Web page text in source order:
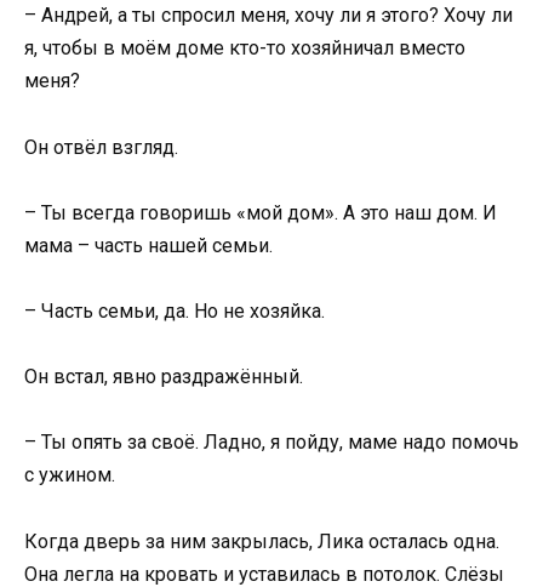
– Андрей, а ты спросил меня, хочу ли я этого? Хочу ли
я, чтобы в моём доме кто-то хозяйничал вместо
меня?
Он отвёл взгляд.
– Ты всегда говоришь «мой дом». А это наш дом. И
мама – часть нашей семьи.
– Часть семьи, да. Но не хозяйка.
Он встал, явно раздражённый.
– Ты опять за своё. Ладно, я пойду, маме надо помочь
с ужином.
Когда дверь за ним закрылась, Лика осталась одна.
Она легла на кровать и уставилась в потолок. Слёзы